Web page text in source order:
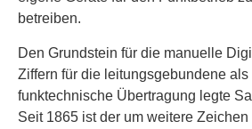
betreiben.
Den Grundstein für die manuelle
Ziffern für die leitungsgebundene als
funktechnische Übertragung legte
Seit 1865 ist der um weitere